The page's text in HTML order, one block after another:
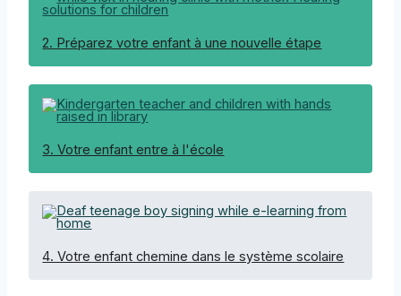
2. Préparez votre enfant à une nouvelle étape
3. Votre enfant entre à l'école
4. Votre enfant chemine dans le système scolaire